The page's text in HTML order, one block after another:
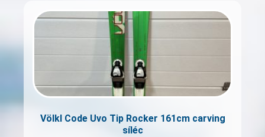
Völkl Code Uvo Tip Rocker 161cm carving
síléc